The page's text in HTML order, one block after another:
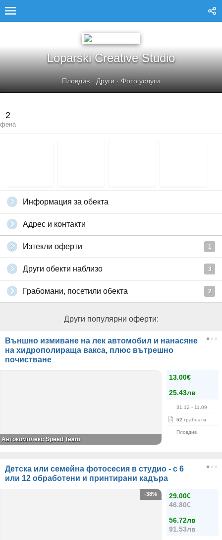
Loparski Creative Studio
Пловдив· Други · Фото услуги
2
фена
Информация за обекта
Адрес и контакти
Изтекли оферти 1
Други обекти наблизо 3
Грабомани, посетили обекта 2
Други популярни оферти:
Външно измиване на лек автомобил и нанасяне
на хидрополираща вакса, плюс вътрешно
почистване
13.00€
25.43лв
31.12 - 11.09
52 грабнати
Пловдив
Автокомплекс Speed Team
Детска или семейна фотосесия в студио - с 6
или 12 обработени и принтирани кадъра
29.00€
46.80€
56.72лв
91.53лв
-38%